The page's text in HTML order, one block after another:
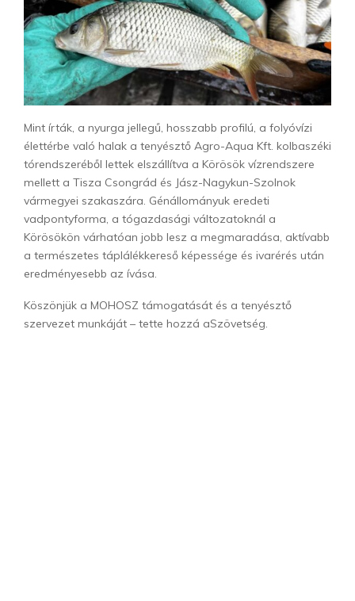
Mint írták, a nyurga jellegű, hosszabb profilú, a folyóvízi
élettérbe való halak a tenyésztő Agro-Aqua Kft. kolbaszéki
tórendszeréből lettek elszállítva a Körösök vízrendszere
mellett a Tisza Csongrád és Jász-Nagykun-Szolnok
vármegyei szakaszára. Génállományuk eredeti
vadpontyforma, a tógazdasági változatoknál a
Körösökön várhatóan jobb lesz a megmaradása, aktívabb
a természetes táplálékkereső képessége és ivarérés után
eredményesebb az ívása.
Köszönjük a MOHOSZ támogatását és a tenyésztő
szervezet munkáját – tette hozzá aSzövetség.